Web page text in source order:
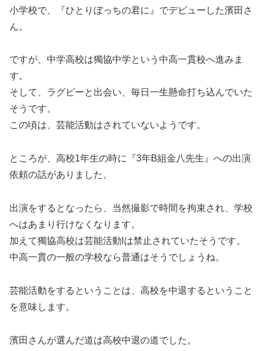
小学校で、『ひとりぼっちの君に』でデビューした濱田さ
ん。
ですが、中学高校は獨協中学という中高一貫校へ進みま
す。
そして、ラグビーと出会い、毎日一生懸命打ち込んでいた
そうです。
この頃は、芸能活動はされていないようです。
ところが、高校1年生の時に『3年B組金八先生』への出演
依頼の話がありました。
出演をするとなったら、当然撮影で時間を拘束され、学校
へはあまり行けなくなります。
加えて獨協高校は芸能活動lは禁止されていたそうです。
中高一貫の一般の学校なら普通はそうでしょうね。
芸能活動をするということは、高校を中退するということ
を意味します。
濱田さんが選んだ道は高校中退の道でした。